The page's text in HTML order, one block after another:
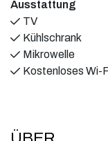
Ausstattung
TV
Kühlschrank
Mikrowelle
Kostenloses Wi-